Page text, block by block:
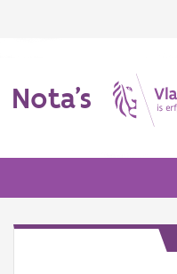
Nota's